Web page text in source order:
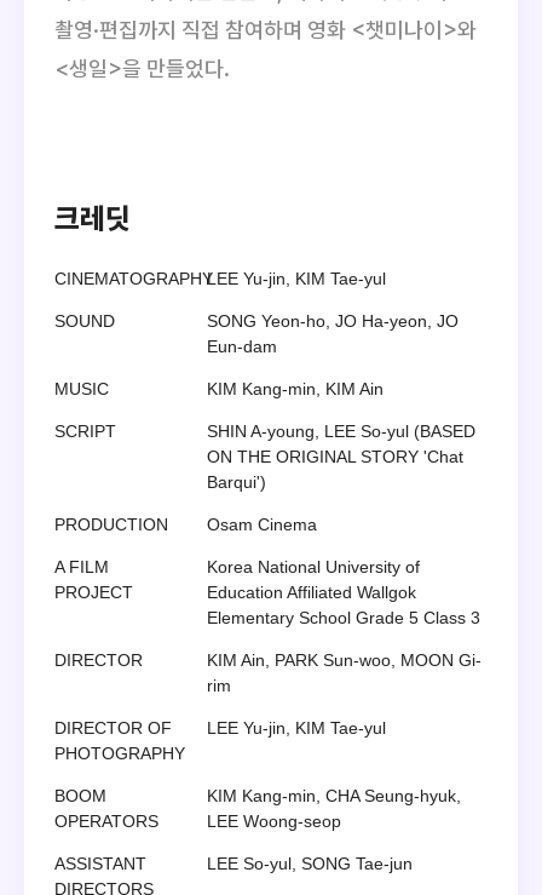
촬영·편집까지 직접 참여하며 영화 <챗미나이>와
<생일>을 만들었다.
크레딧
CINEMATOGRAPHYLEE Yu-jin, KIM Tae-yul
SOUND
SONG Yeon-ho, JO Ha-yeon, JO
Eun-dam
MUSIC KIM Kang-min, KIM Ain
SCRIPT
SHIN A-young, LEE So-yul (BASED
ON THE ORIGINAL STORY 'Chat
Barqui')
PRODUCTION Osam Cinema
A FILM
PROJECT
Korea National University of
Education Affiliated Wallgok
Elementary School Grade 5 Class 3
DIRECTOR
KIM Ain, PARK Sun-woo, MOON Gi-
rim
DIRECTOR OF
PHOTOGRAPHY
LEE Yu-jin, KIM Tae-yul
BOOM
OPERATORS
KIM Kang-min, CHA Seung-hyuk,
LEE Woong-seop
ASSISTANT
DIRECTORS
LEE So-yul, SONG Tae-jun